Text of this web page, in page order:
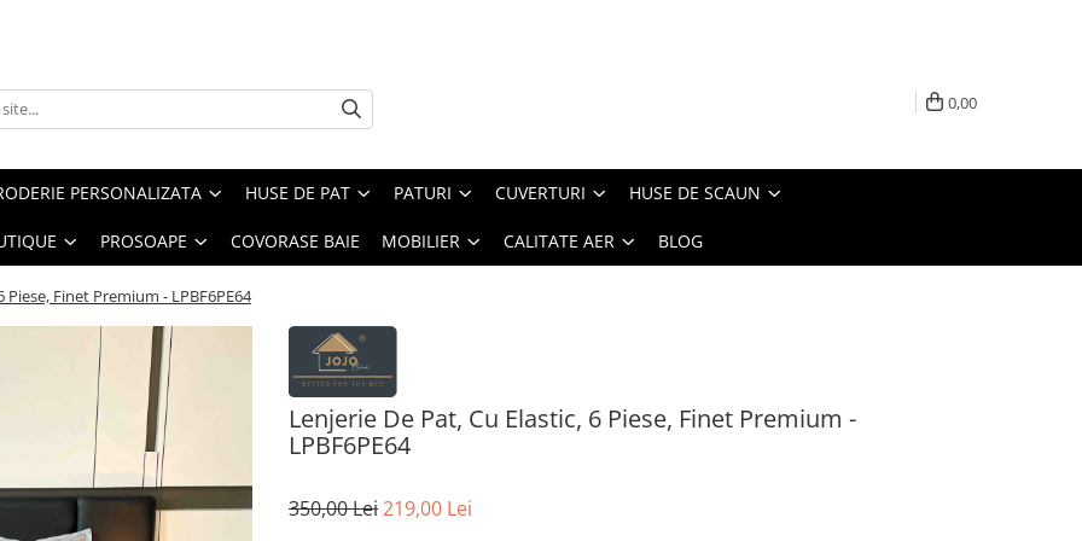
0,00
PERSONALIZATA HUSE DE PAT PATURI CUVERTURI HUSE DE SCAUN
PROSOAPE COVORASE BAIE MOBILIER CALITATE AER BLOG
Piese, Finet Premium - LPBF6PE64
Lenjerie De Pat, Cu Elastic, 6 Piese, Finet Premium -
LPBF6PE64
350,00 Lei219,00 Lei